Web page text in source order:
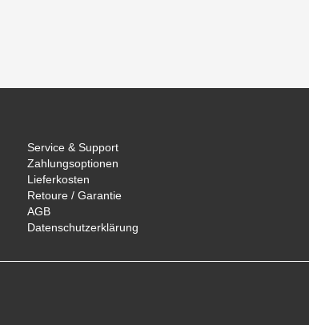
Service & Support
Zahlungsoptionen
Lieferkosten
Retoure / Garantie
AGB
Datenschutzerklärung